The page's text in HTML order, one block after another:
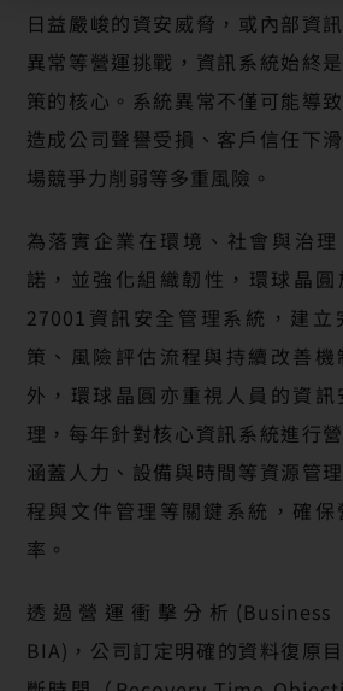
日益嚴峻的資安威脅，或內部資
異常等營運挑戰，資訊系統始終
策的核心。系統異常不僅可能導
造成公司聲譽受損、客戶信任下
場競爭力削弱等多重風險。
為落實企業在環境、社會與治理
諾，並強化組織韌性，環球晶
27001資訊安全管理系統，建立
策、風險評估流程與持續改善
外，環球晶圓亦重視人員的資
理，每年針對核心資訊系統進行
涵蓋人力、設備與時間等資源管
程與文件管理等關鍵系統，確
率。
透過營運衝擊分析(Business
BIA)，公司訂定明確的資料復原